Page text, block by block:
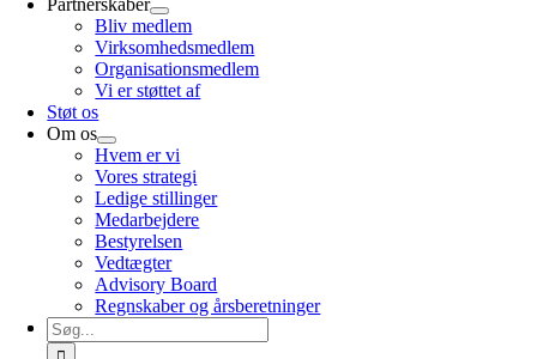
Partnerskaber
Bliv medlem
Virksomhedsmedlem
Organisationsmedlem
Vi er støttet af
Støt os
Om os
Hvem er vi
Vores strategi
Ledige stillinger
Medarbejdere
Bestyrelsen
Vedtægter
Advisory Board
Regnskaber og årsberetninger
Søg
efter: